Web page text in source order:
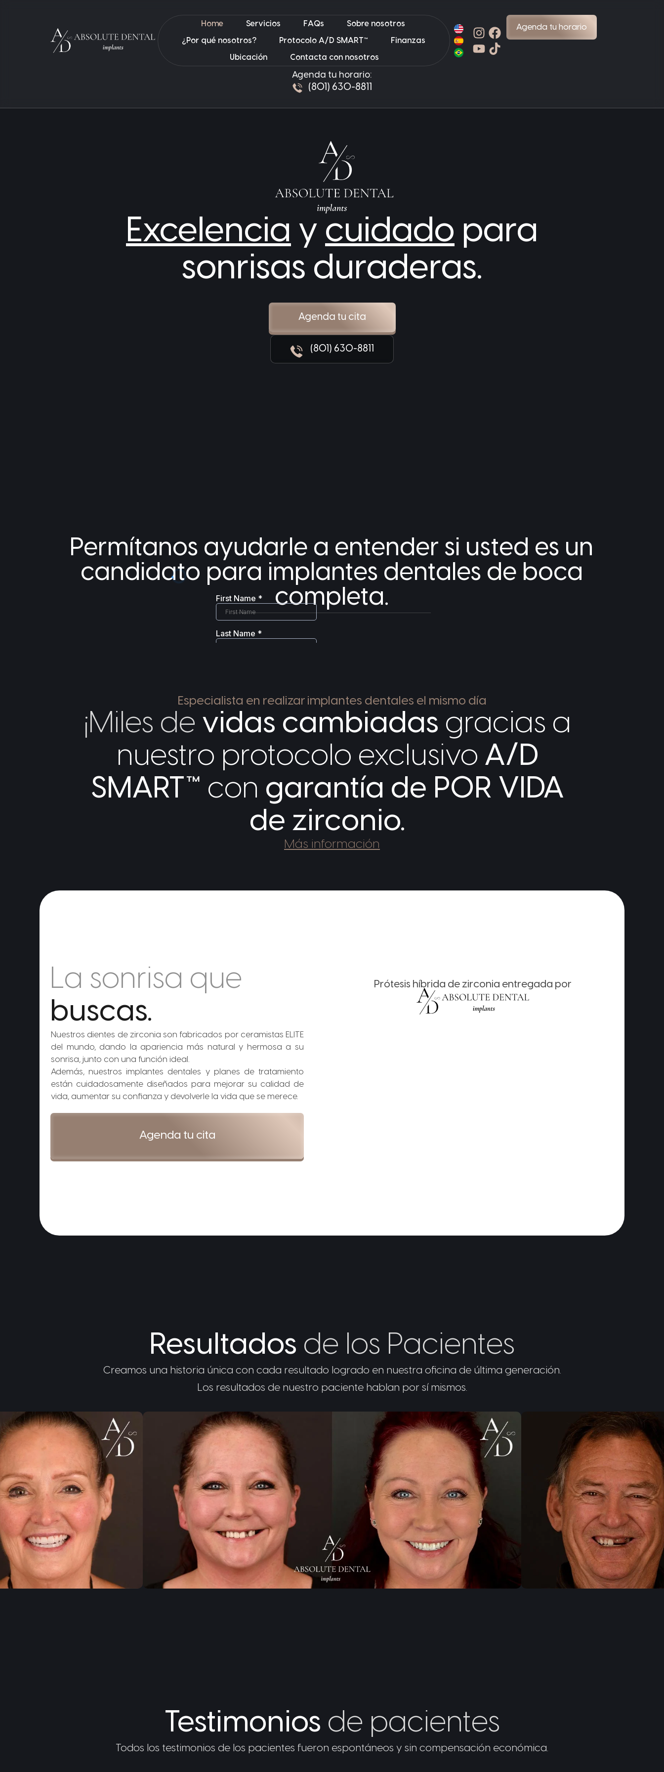
Home Servicios FAQs Sobre nosotros
¿Por qué nosotros? Protocolo A/D SMART™ Finanzas
Ubicación Contacta con nosotros
Agenda tu horario
Agenda tu horario:
(801) 630-8811
Excelencia y cuidado para
sonrisas duraderas.
Agenda tu cita
(801) 630-8811
Permítanos ayudarle a entender si usted es un
candidato para implantes dentales de boca
completa.
Especialista en realizar implantes dentales el mismo día
¡Miles de vidas cambiadas gracias a
nuestro protocolo exclusivo A/D
SMART™ con garantía de POR VIDA
de zirconio.
Más información
La sonrisa que
buscas.
Nuestros dientes de zirconia son fabricados por ceramistas ELITE
del mundo, dando la apariencia más natural y hermosa a su
sonrisa, junto con una función ideal.
Además, nuestros implantes dentales y planes de tratamiento
están cuidadosamente diseñados para mejorar su calidad de
vida, aumentar su confianza y devolverle la vida que se merece.
Agenda tu cita
Prótesis híbrida de zirconia entregada por
Resultados de los Pacientes
Creamos una historia única con cada resultado logrado en nuestra oficina de última generación.
Los resultados de nuestro paciente hablan por sí mismos.
Testimonios de pacientes
Todos los testimonios de los pacientes fueron espontáneos y sin compensación económica.